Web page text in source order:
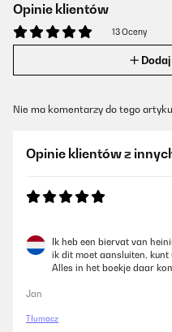
Opinie klientów
13 Oceny
Nie ma komentarzy do tego
Opinie klientów z
Ik heb een biervat van
ik dit moet aansluiten, kunt
Alles in het boekje daar
Jan
Tłumacz